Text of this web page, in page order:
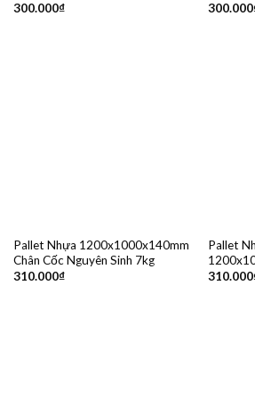
300.000₫
300.000
Pallet Nhựa 1200x1000x140mm
Chân Cốc Nguyên Sinh 7kg
310.000₫
Pallet
310.000